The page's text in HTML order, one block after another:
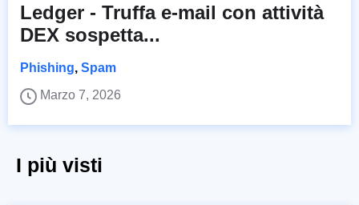
Ledger - Truffa e-mail con attività
DEX sospetta...
Phishing, Spam
Marzo 7, 2026
I più visti